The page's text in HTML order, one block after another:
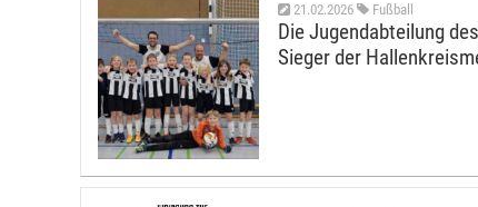
21.02.2026 Fußball
Die Jugendabteilung
Sieger der